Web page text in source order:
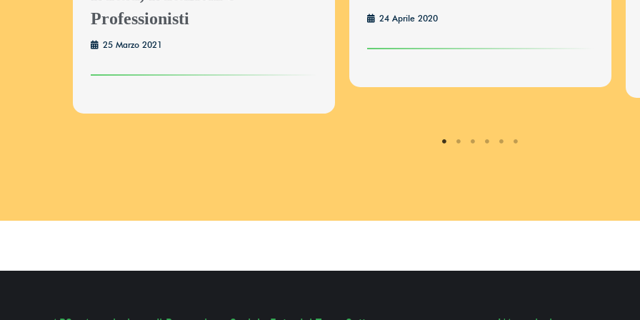
Professionisti
25 Marzo 2021
24 Aprile 2020